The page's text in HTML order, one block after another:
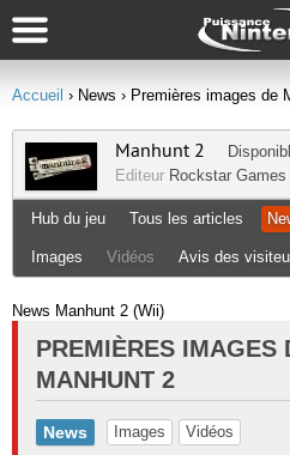
Accueil › News › Premières images de
Manhunt 2
Editeur Rockstar Games
Hub du jeu Tous les articles
Images Vidéos Avis des
News Manhunt 2 (Wii)
PREMIÈRES IMAGES
MANHUNT 2
News Images Vidéos